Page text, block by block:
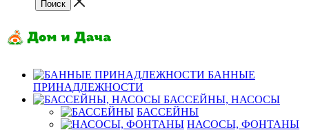
БАННЫЕ
ПРИНАДЛЕЖНОСТИ
БАССЕЙНЫ, НАСОСЫ
БАССЕЙНЫ
НАСОСЫ, ФОНТАНЫ